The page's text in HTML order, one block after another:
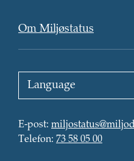
Om Miljøstatus
Choose
language:
E-post: E-
post:
Telefon: Telefon:
73 58 05 00